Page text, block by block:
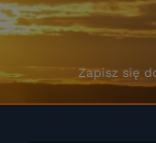
Zapisz się